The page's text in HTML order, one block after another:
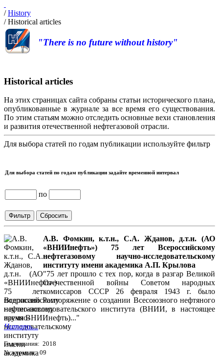
/History
/Historical articles
"There is no future without history"
Historical articles
На этих страницах сайта собраны статьи исторического плана,
опубликованные в журнале за все время его существования.
По этим статьям можно отследить основные вехи становления
и развития отечественной нефтегазовой отрасли.
Для выбора статей по годам публикации используйте фильтр
Для выбора статей по годам публикации задайте временной интервал
по
А.В. Фомкин, к.т.н., С.А. Жданов, д.т.н. (АО
«ВНИИнефть») 75 лет Всероссийскому
нефтегазовому научно-исследовательскому
институту имени академика А.П. Крылова
"75 лет прошло с тех пор, когда в разгар Великой
Отечественной войны Советом народных
комиссаров СССР 26 февраля 1943 г. было
подписано Распоряжение о создании Всесоюзного нефтяного
научно-исследовательского института (ВНИИ, в настоящее
время ВНИИнефть)..."
Читать...
Год издания: 2018
№ журнала: 09